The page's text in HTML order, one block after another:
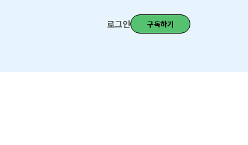
로그인 구독하기